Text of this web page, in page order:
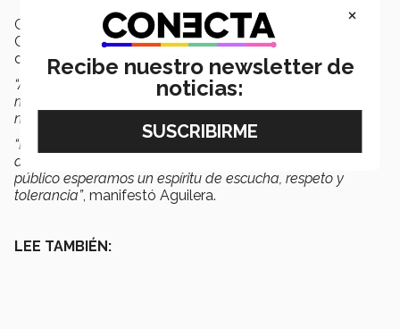
Gabriel Aguilera, decano regional de la Escuela de
Ciencias Sociales y Gobierno, manifestó que este tipo
de diálogos son necesarios en las universidades
“Actúa es una iniciativa quecomenzó en 1994
mantiene activa gracias a la dedicación y liderazgo de
nuestras y nuestros estudiantes.
“Felicito al equipo organizador por esta iniciativa y
agradezco al alcalde su compromiso con ellos. A nuestro
público esperamos un espíritu de escucha, respeto y
tolerancia”, manifestó Aguilera.
LEE TAMBIÉN:
×
Recibe nuestro newsletter de
noticias: